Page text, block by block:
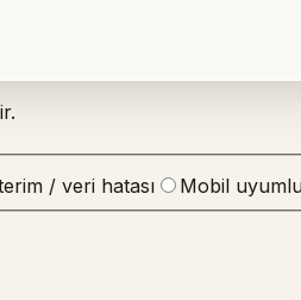
/ veri hatası Mobil